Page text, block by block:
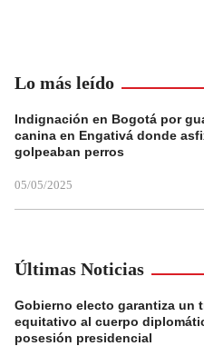
Lo más leído
Indignación en Bogotá por
canina en Engativá donde
golpeaban perros
05/05/2025
Últimas Noticias
Gobierno electo garantiza un
equitativo al cuerpo
posesión presidencial